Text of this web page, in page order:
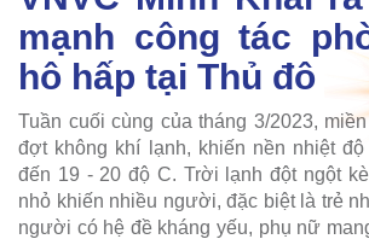
mạnh công tác
hô hấp tại Thủ đô
Tuần cuối cùng của tháng 3/2023,
đợt không khí lạnh, khiến nền nhiệt
đến 19 - 20 độ C. Trời lạnh đột ngột
nhỏ khiến nhiều người, đặc biệt là trẻ
người có hệ đề kháng yếu, phụ nữ